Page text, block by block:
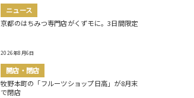
ニュース
京都のはちみつ専門店がくずモに。3日間限定
2026年8月6日
開店・閉店
牧野本町の「フルーツショップ日高」が8月末
で閉店